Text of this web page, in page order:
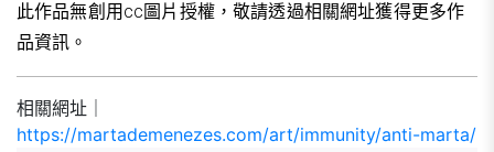
此作品無創用cc圖片授權，敬請透過相關網址獲得更多作
品資訊。
相關網址｜
https://martademenezes.com/art/immunity/anti-marta/